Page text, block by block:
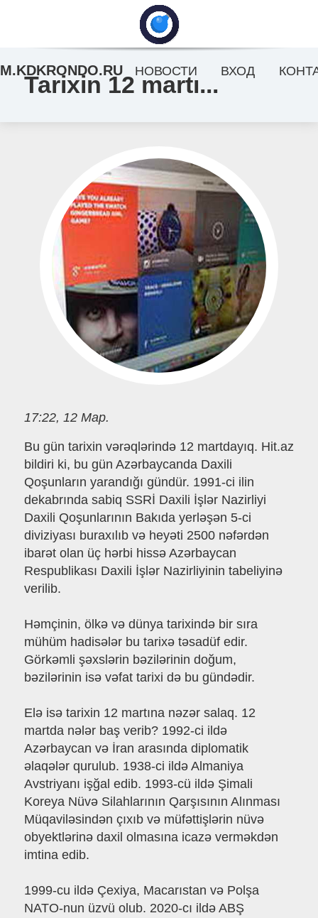
Tarixin 12 martı...
17:22, 12 Мар.
Bu gün tarixin vərəqlərində 12 martdayıq. Hit.az
bildiri ki, bu gün Azərbaycanda Daxili
Qoşunların yarandığı gündür. 1991-ci ilin
dekabrında sabiq SSRİ Daxili İşlər Nazirliyi
Daxili Qoşunlarının Bakıda yerləşən 5-ci
diviziyası buraxılıb və heyəti 2500 nəfərdən
ibarət olan üç hərbi hissə Azərbaycan
Respublikası Daxili İşlər Nazirliyinin tabeliyinə
verilib.
Həmçinin, ölkə və dünya tarixində bir sıra
mühüm hadisələr bu tarixə təsadüf edir.
Görkəmli şəxslərin bəzilərinin doğum,
bəzilərinin isə vəfat tarixi də bu gündədir.
Elə isə tarixin 12 martına nəzər salaq. 12
martda nələr baş verib? 1992-ci ildə
Azərbaycan və İran arasında diplomatik
əlaqələr qurulub. 1938-ci ildə Almaniya
Avstriyanı işğal edib. 1993-cü ildə Şimali
Koreya Nüvə Silahlarının Qarşısının Alınması
Müqaviləsindən çıxıb və müfəttişlərin nüvə
obyektlərinə daxil olmasına icazə verməkdən
imtina edib.
1999-cu ildə Çexiya, Macarıstan və Polşa
NATO-nun üzvü olub. 2020-cı ildə ABŞ
M.KDKRONDO.RU НОВОСТИ ВХОД